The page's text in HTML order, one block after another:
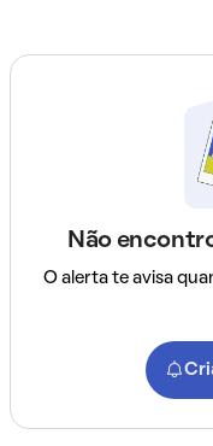
Não
O alerta te avisa